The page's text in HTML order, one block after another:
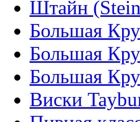
Штайн
Большая
Большая
Большая
Виски